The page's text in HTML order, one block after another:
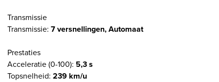
Transmissie
Transmissie: 7 versnellingen, Automaat
Prestaties
Acceleratie (0-100): 5,3 s
Topsnelheid: 239 km/u